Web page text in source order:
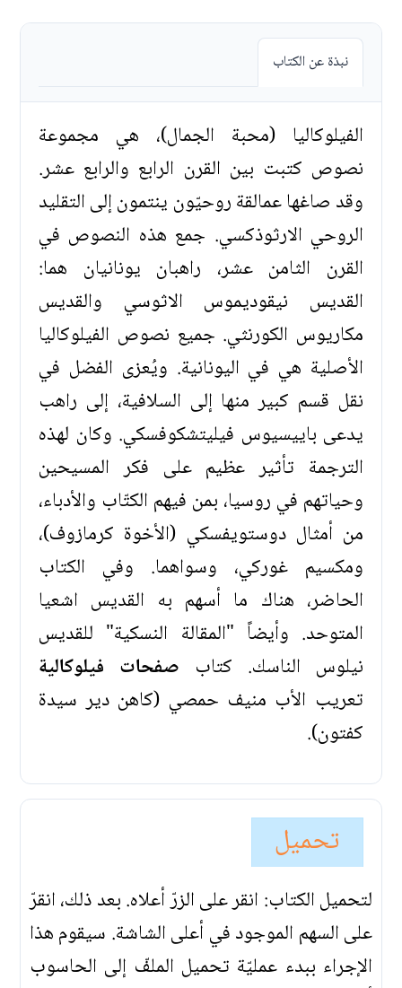
نبذة عن الكتاب
الفيلوكاليا (محبة الجمال)، هي مجموعة
نصوص كتبت بين القرن الرابع والرابع عشر.
وقد صاغها عمالقة روحيّون ينتمون إلى التقليد
الروحي الارثوذكسي. جمع هذه النصوص في
القرن الثامن عشر، راهبان يونانيان هما:
القديس نيقوديموس الاثوسي والقديس
مكاريوس الكورنثي. جميع نصوص الفيلوكاليا
الأصلية هي في اليونانية. ويُعزى الفضل في
نقل قسم كبير منها إلى السلافية، إلى راهب
يدعى باييسيوس فيليتشكوفسكي. وكان لهذه
الترجمة تأثير عظيم على فكر المسيحين
وحياتهم في روسيا، بمن فيهم الكتّاب والأدباء،
من أمثال دوستويفسكي (الأخوة كرمازوف)،
ومكسيم غوركي، وسواهما. وفي الكتاب
الحاضر، هناك ما أسهم به القديس اشعيا
المتوحد. وأيضاً "المقالة النسكية" للقديس
نيلوس الناسك. كتاب صفحات فيلوكالية
تعريب الأب منيف حمصي (كاهن دير سيدة
كفتون).
تحميل
لتحميل الكتاب: انقر على الزرّ أعلاه. بعد ذلك، انقرّ
على السهم الموجود في أعلى الشاشة. سيقوم هذا
الإجراء ببدء عمليّة تحميل الملفّ إلى الحاسوب